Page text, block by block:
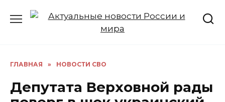
ГЛАВНАЯ » НОВОСТИ СВО
Депутата Верховной рады